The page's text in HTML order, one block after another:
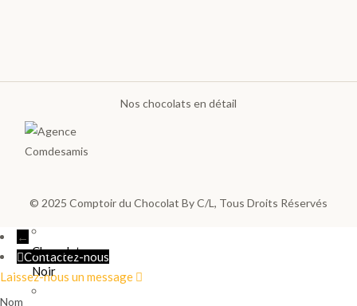
Coffrets
de
Gourmand
Chocolat
Noir
Nos chocolats en détail
© 2025 Comptoir du Chocolat By C/L , Tous Droits Réservés
←
Contactez-nous
Laissez-nous un message
Nom